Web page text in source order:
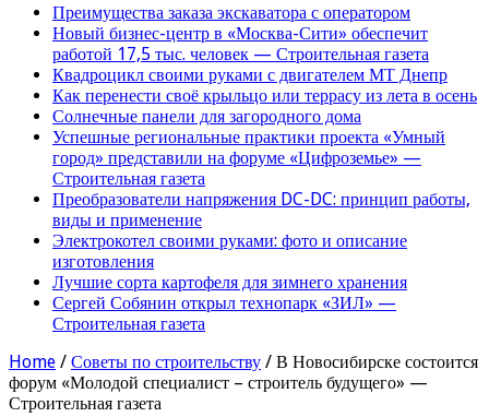
Преимущества заказа экскаватора с оператором
Новый бизнес-центр в «Москва-Сити» обеспечит
работой 17,5 тыс. человек — Строительная газета
Квадроцикл своими руками с двигателем МТ Днепр
Как перенести своё крыльцо или террасу из лета в осень
Солнечные панели для загородного дома
Успешные региональные практики проекта «Умный
город» представили на форуме «Цифроземье» —
Строительная газета
Преобразователи напряжения DC-DC: принцип работы,
виды и применение
Электрокотел своими руками: фото и описание
изготовления
Лучшие сорта картофеля для зимнего хранения
Сергей Собянин открыл технопарк «ЗИЛ» —
Строительная газета
Home / Советы по строительству / В Новосибирске состоится
форум «Молодой специалист – строитель будущего» —
Строительная газета